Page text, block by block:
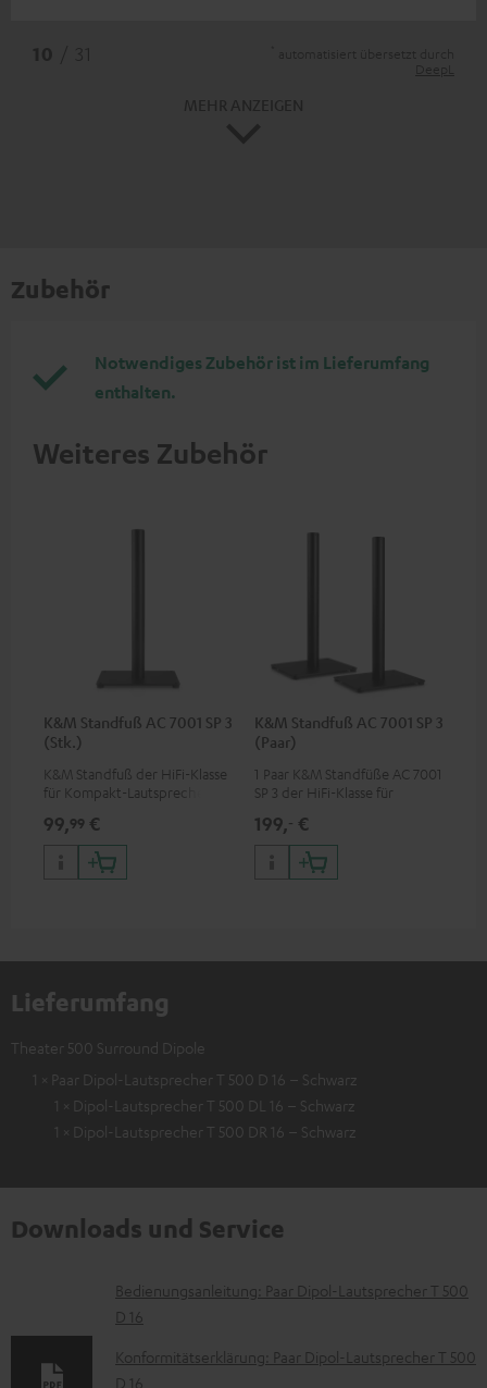
Zubehör
Notwendiges Zubehör ist im Lieferumfang
enthalten.
Weiteres Zubehör
K&M Standfuß AC 7001 SP 3
(Stk.)
K&M Standfuß der HiFi-Klasse
für Kompakt-Lautsprecher
99,99 €
K&M Standfuß AC 7001 SP 3
(Paar)
1 Paar K&M Standfüße AC 7001
SP 3 der HiFi-Klasse für
Teufel
199,‐ €
Lieferumfang
Theater 500 Surround Dipole
1 × Paar Dipol-Lautsprecher T 500 D 16 – Schwarz
1 × Dipol-Lautsprecher T 500 DL 16 – Schwarz
1 × Dipol-Lautsprecher T 500 DR 16 – Schwarz
Downloads und Service
D
o
k
Bedienungsanleitung: Paar Dipol-Lautsprecher T 500
D 16
Konformitätserklärung: Paar Dipol-Lautsprecher T 500
D 16